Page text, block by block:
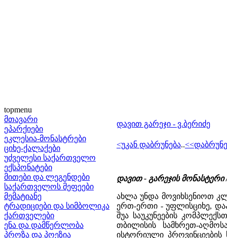
topmenu
მთავარი
ეპარქიები
ეკლესია-მონასტრები
ციხე-ქალაქები
უძველესი საქართველო
ექსპონატები
მითები და ლეგენდები
საქართველოს მეფეები
მემატიანე
ტრადიციები და სიმბოლიკა
ქართველები
ენა და დამწერლობა
პროზა და პოეზია
დავით გარეჯი - ვ.ბერიძე
<უკან დაბრუნება..
დავით - გარეჯის
ახლა უნდა მოვიხსენიოთ
ერთ-ერთი - უფლისციხე,
შუა საუკუნეების
თბილისის სამხრეთ-
ისტორიული პროვინციების